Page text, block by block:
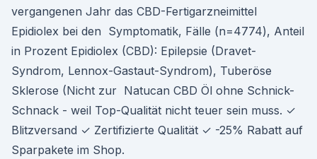
vergangenen Jahr das CBD-Fertigarzneimittel
Epidiolex bei den Symptomatik, Fälle (n=4774), Anteil
in Prozent Epidiolex (CBD): Epilepsie (Dravet-
Syndrom, Lennox-Gastaut-Syndrom), Tuberöse
Sklerose (Nicht zur Natucan CBD Öl ohne Schnick-
Schnack - weil Top-Qualität nicht teuer sein muss. ✓
Blitzversand ✓ Zertifizierte Qualität ✓ -25% Rabatt auf
Sparpakete im Shop.